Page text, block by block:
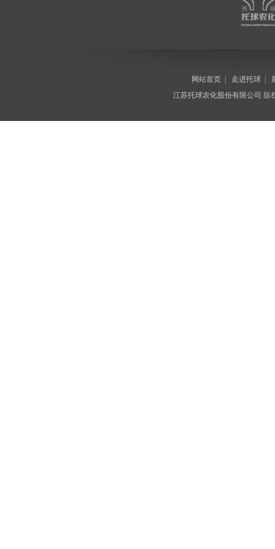
网站首页| 走进托球|
江苏托球农化股份有限公司 版